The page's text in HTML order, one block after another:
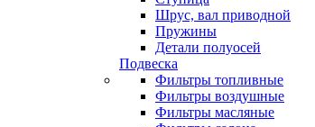
Шрус, вал приводной
Пружины
Детали полуосей
Подвеска
Фильтры топливные
Фильтры воздушные
Фильтры масляные